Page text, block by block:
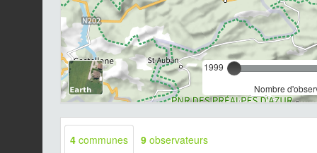
1999
Nombre
4 communes 9 observateurs